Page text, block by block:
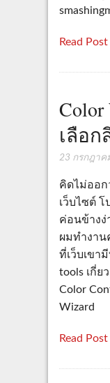
Read
เลือ
23 กรกฎาค
คิดไม่ออก
เว็บไซต์
ค่อนข้างง่
ผมทำงาน
ที่เว็บเขา
tools เกี่ย
Color
Wizard
Read